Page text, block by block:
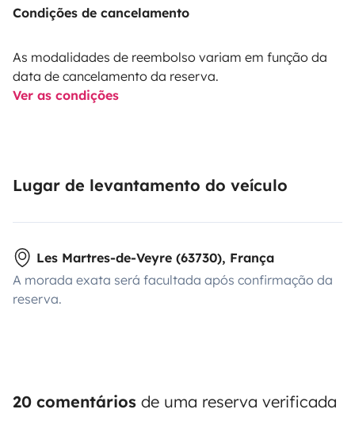
Condições de cancelamento
As modalidades de reembolso variam em função da
data de cancelamento da reserva.
Ver as condições
Lugar de levantamento do veículo
Les Martres-de-Veyre (63730), França
A morada exata será facultada após confirmação da
reserva.
20 comentários de uma reserva verificada